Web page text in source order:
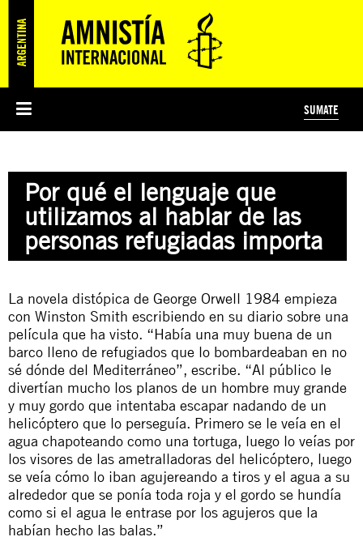
PREGUNTAS FRECUENTES
ÁREAS TEMÁTICAS
JUSTICIA INTERNACIONAL
EDUCACIÓN EN DERECHOS HUMANOS Y JÓVENES
PRENSA
SUSCRIBITE
SUMATE
PREGUNTAS FRECUENTES
Por qué el lenguaje que
utilizamos al hablar de las
personas refugiadas importa
La novela distópica de George Orwell 1984 empieza
con Winston Smith escribiendo en su diario sobre una
película que ha visto. “Había una muy buena de un
barco lleno de refugiados que lo bombardeaban en no
sé dónde del Mediterráneo”, escribe. “Al público le
divertían mucho los planos de un hombre muy grande
y muy gordo que intentaba escapar nadando de un
helicóptero que lo perseguía. Primero se le veía en el
agua chapoteando como una tortuga, luego lo veías por
los visores de las ametralladoras del helicóptero, luego
se veía cómo lo iban agujereando a tiros y el agua a su
alrededor que se ponía toda roja y el gordo se hundía
como si el agua le entrase por los agujeros que la
habían hecho las balas.”